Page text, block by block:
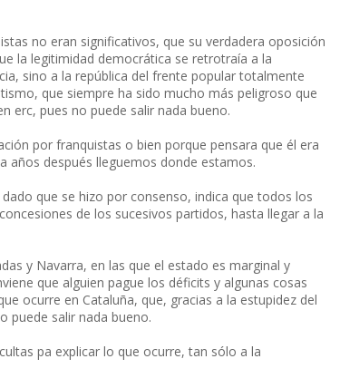
no eran significativos, que su verdadera oposición
la legitimidad democrática se retrotraía a la
sino a la república del frente popular totalmente
que siempre ha sido mucho más peligroso que
erc, pues no puede salir nada bueno.
por franquistas o bien porque pensara que él era
años después lleguemos donde estamos.
que se hizo por consenso, indica que todos los
de los sucesivos partidos, hasta llegar a la
y Navarra, en las que el estado es marginal y
que alguien pague los déficits y algunas cosas
ocurre en Cataluña, que, gracias a la estupidez del
puede salir nada bueno.
pa explicar lo que ocurre, tan sólo a la